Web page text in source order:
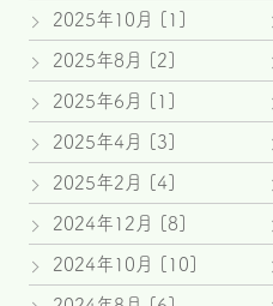
2025年10月 [1]
2025年8月 [2]
2025年6月 [1]
2025年4月 [3]
2025年2月 [4]
2024年12月 [8]
2024年10月 [10]